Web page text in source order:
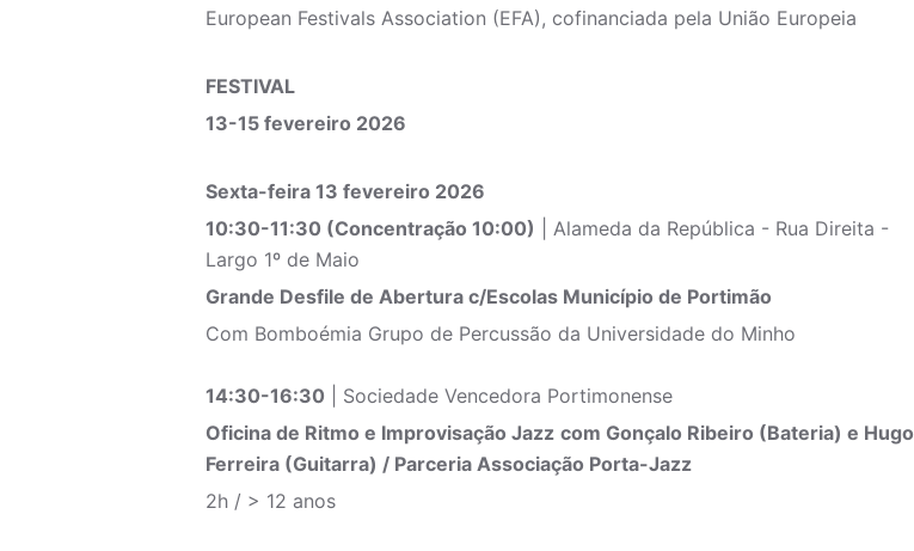
European Festivals Association (EFA), cofinanciada pela União Europeia
FESTIVAL
13-15 fevereiro 2026
Sexta-feira 13 fevereiro 2026
10:30-11:30 (Concentração 10:00) | Alameda da República - Rua Direita -
Largo 1º de Maio
Grande Desfile de Abertura c/Escolas Município de Portimão
Com Bomboémia Grupo de Percussão da Universidade do Minho
14:30-16:30 | Sociedade Vencedora Portimonense
Oficina de Ritmo e Improvisação Jazz com Gonçalo Ribeiro (Bateria) e Hugo
Ferreira (Guitarra) / Parceria Associação Porta-Jazz
2h / > 12 anos